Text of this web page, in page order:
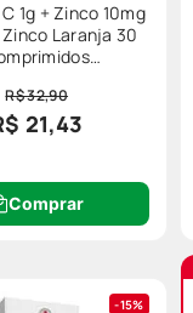
pontos
1g + Zinco 10mg
Laranja 30
R$ 32,90
21,43
Comprar
15%